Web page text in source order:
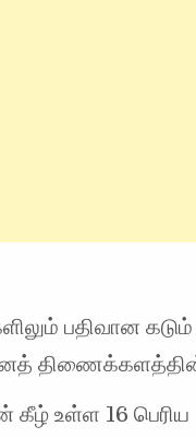
பதிவான
கீழ் உள்ள 16 பெரிய